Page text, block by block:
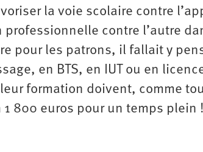
la voie scolaire contre
professionnelle contre l’autre
pour les patrons, il fallait y
en BTS, en IUT ou en
formation doivent, comme
1 800 euros pour un temps plein !